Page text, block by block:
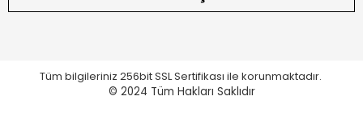
Tüm bilgileriniz 256bit SSL Sertifikası ile korunmaktadır.
© 2024 Tüm Hakları Saklıdır